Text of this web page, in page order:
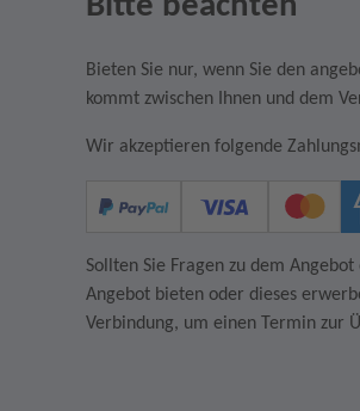
Bieten Sie nur, wenn Sie den
kommt zwischen Ihnen und dem
Wir akzeptieren folgende
Sollten Sie Fragen zu dem
Angebot bieten oder dieses
Verbindung, um einen Termin zur